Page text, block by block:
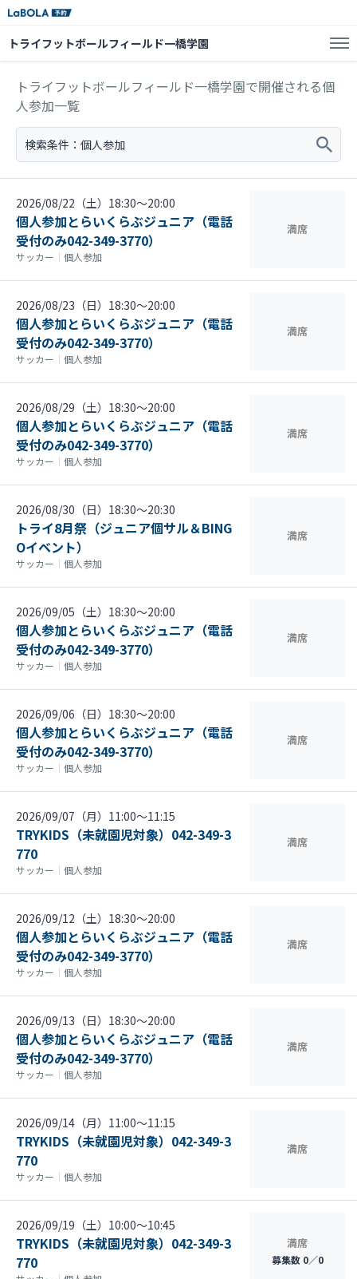
トライフットボールフィールド一橋学園
トライフットボールフィールド一橋学園で開催される個
人参加一覧
検索条件： 個人参加
2026/08/22（土）18:30〜20:00
個人参加とらいくらぶジュニア（電話
受付のみ042-349-3770）
サッカー ｜ 個人参加
満席
2026/08/23（日）18:30〜20:00
個人参加とらいくらぶジュニア（電話
受付のみ042-349-3770）
サッカー ｜ 個人参加
満席
2026/08/29（土）18:30〜20:00
個人参加とらいくらぶジュニア（電話
受付のみ042-349-3770）
サッカー ｜ 個人参加
満席
2026/08/30（日）18:30〜20:30
トライ8月祭（ジュニア個サル＆BING
Oイベント）
サッカー ｜ 個人参加
満席
2026/09/05（土）18:30〜20:00
個人参加とらいくらぶジュニア（電話
受付のみ042-349-3770）
サッカー ｜ 個人参加
満席
2026/09/06（日）18:30〜20:00
個人参加とらいくらぶジュニア（電話
受付のみ042-349-3770）
サッカー ｜ 個人参加
満席
2026/09/07（月）11:00〜11:15
TRYKIDS（未就園児対象）042-349-3
770
サッカー ｜ 個人参加
満席
2026/09/12（土）18:30〜20:00
個人参加とらいくらぶジュニア（電話
受付のみ042-349-3770）
サッカー ｜ 個人参加
満席
2026/09/13（日）18:30〜20:00
個人参加とらいくらぶジュニア（電話
受付のみ042-349-3770）
サッカー ｜ 個人参加
満席
2026/09/14（月）11:00〜11:15
TRYKIDS（未就園児対象）042-349-3
770
サッカー ｜ 個人参加
満席
2026/09/19（土）10:00〜10:45
TRYKIDS（未就園児対象）042-349-3
770
満席
募集数 0／0